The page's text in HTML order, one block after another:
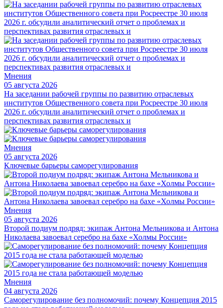
Мнения
05 августа 2026
На заседании рабочей группы по развитию отраслевых
институтов Общественного совета при Росреестре 30 июля
2026 г. обсудили аналитический отчет о проблемах и
перспективах развития отраслевых и
Мнения
05 августа 2026
Ключевые барьеры саморегулирования
Мнения
05 августа 2026
Второй подиум подряд: экипаж Антона Мельникова и Антона
Николаева завоевал серебро на бахе «Холмы России»
Мнения
04 августа 2026
Саморегулирование без полномочий: почему Концепция 2015